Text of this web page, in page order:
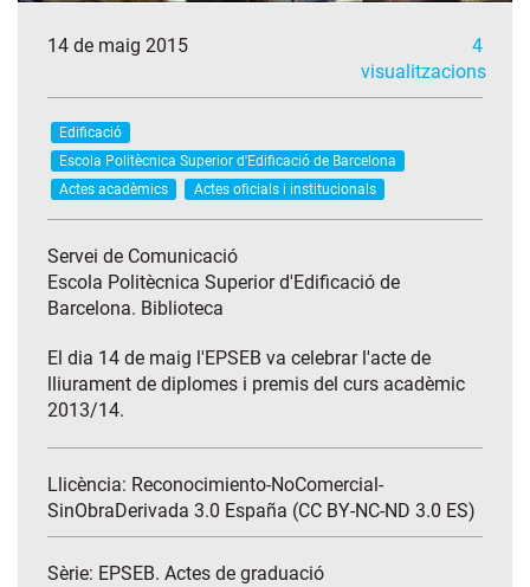
14 de maig 2015
4
visualitzacions
Edificació
Escola Politècnica Superior d'Edificació de Barcelona
Actes acadèmics
Actes oficials i institucionals
Servei de Comunicació
Escola Politècnica Superior d'Edificació de
Barcelona. Biblioteca
El dia 14 de maig l'EPSEB va celebrar l'acte de
lliurament de diplomes i premis del curs acadèmic
2013/14.
Llicència: Reconocimiento-NoComercial-
SinObraDerivada 3.0 España (CC BY-NC-ND 3.0 ES)
Sèrie: EPSEB. Actes de graduació